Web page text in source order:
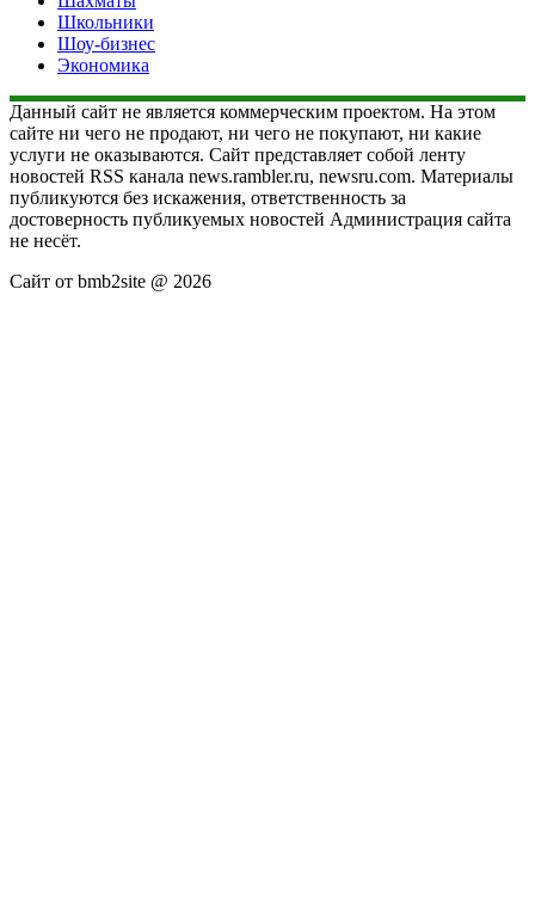
Школьники
Шоу-бизнес
Экономика
Данный сайт не является коммерческим проектом. На этом
сайте ни чего не продают, ни чего не покупают, ни какие
услуги не оказываются. Сайт представляет собой ленту
новостей RSS канала news.rambler.ru, newsru.com. Материалы
публикуются без искажения, ответственность за
достоверность публикуемых новостей Администрация сайта
не несёт.
Сайт от bmb2site @ 2026